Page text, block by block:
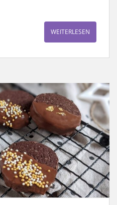
WEITERLESEN